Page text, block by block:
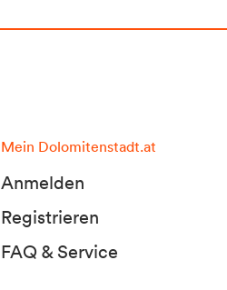
Mein Dolomitenstadt.at
Anmelden
Registrieren
FAQ & Service